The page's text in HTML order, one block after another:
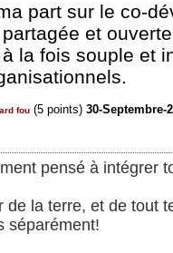
part sur le co-
et
la fois souple et
fou (5 points) 30-Septembre-
pensé à intégrer
de la terre, et de tout
séparément!